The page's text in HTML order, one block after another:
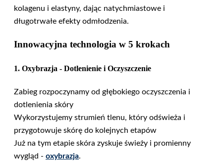
kolagenu i elastyny, dając natychmiastowe i
długotrwałe efekty odmłodzenia.
Innowacyjna technologia w 5 krokach
1. Oxybrazja - Dotlenienie i Oczyszczenie
Zabieg rozpoczynamy od głębokiego oczyszczenia i
dotlenienia skóry
Wykorzystujemy strumień tlenu, który odświeża i
przygotowuje skórę do kolejnych etapów
Już na tym etapie skóra zyskuje świeży i promienny
wygląd - oxybrazja.